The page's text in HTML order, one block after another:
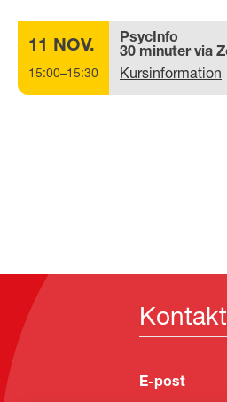
11 NOV.
15:00–15:30
PsycInfo
30 minuter via
Kursinformation
Kontakt
E-post